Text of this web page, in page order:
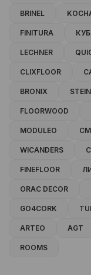
BRINEL
FINITURA
LECHNER
CLIXFLOOR
BRONIX
FLOORWOOD
MODULEO
WICANDERS
FINEFLOOR
ORAC DECOR
GO4CORK
ARTEO AGT
ROOMS